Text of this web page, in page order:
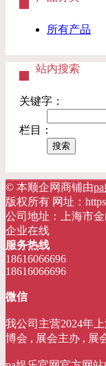
所有产品
站内搜索
关键字：
栏目：
© 本顺企网商铺由
版权所有 网址：
公司地址：上海市
企业在线
服务热线
18616066696
18616066696
微信
我公司主营2024年
博会 , 展会主办 , 展